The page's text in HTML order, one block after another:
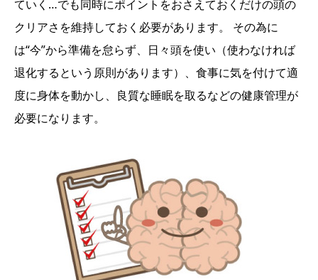
ていく…でも同時にポイントをおさえておくだけの頭の
クリアさを維持しておく必要があります。 その為に
は“今”から準備を怠らず、日々頭を使い（使わなければ
退化するという原則があります）、食事に気を付けて適
度に身体を動かし、良質な睡眠を取るなどの健康管理が
必要になります。